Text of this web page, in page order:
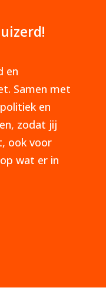
en
Samen met
en
zodat jij
ook voor
wat er in